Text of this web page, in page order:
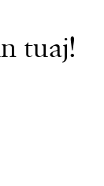
tuaj!